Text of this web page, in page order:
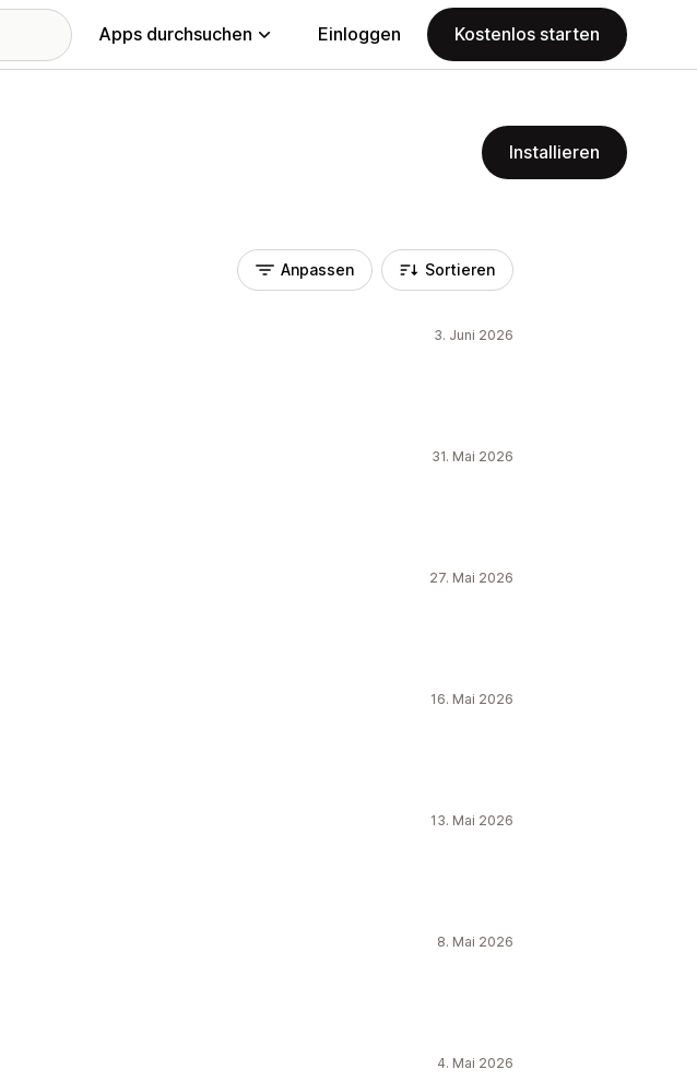
Apps durchsuchen Einloggen Kostenlos starten
Installieren
Anpassen Sortieren
3. Juni 2026
31. Mai 2026
27. Mai 2026
16. Mai 2026
13. Mai 2026
8. Mai 2026
4. Mai 2026